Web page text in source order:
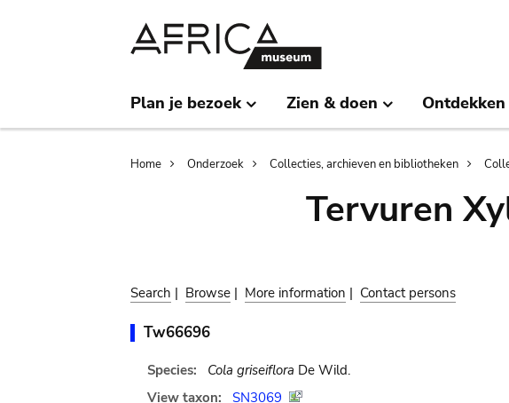
Plan je bezoek Zien & doen Ontdekken
Breadcrumb
Home Onderzoek Collecties, archieven en bibliotheken
Tervuren
Search | Browse | More information | Contact persons
Tw66696
Species: Cola griseiflora De Wild.
View taxon:
SN3069